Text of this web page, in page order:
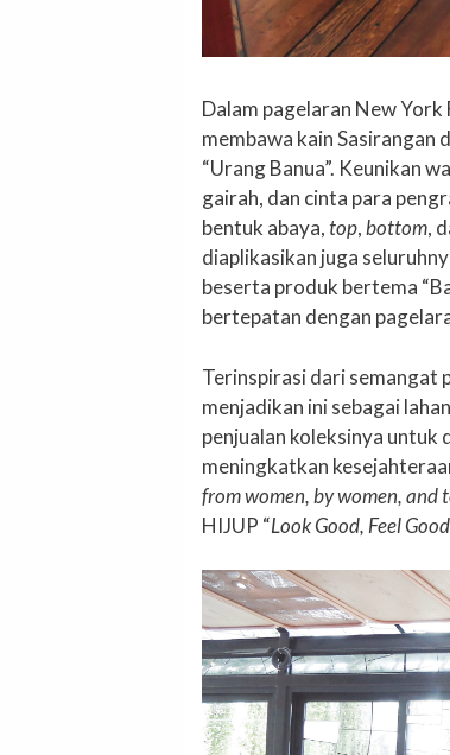
Dalam pagelaran New
membawa kain Sasirangan
“Urang Banua”. Keunikan
gairah, dan cinta para
bentuk abaya, top,bottom,
diaplikasikan juga
beserta produk bertema
bertepatan dengan
Terinspirasi dari semangat
menjadikan ini sebagai
penjualan koleksinya untuk
meningkatkan
from women, by women, and
HIJUP “Look Good, Feel